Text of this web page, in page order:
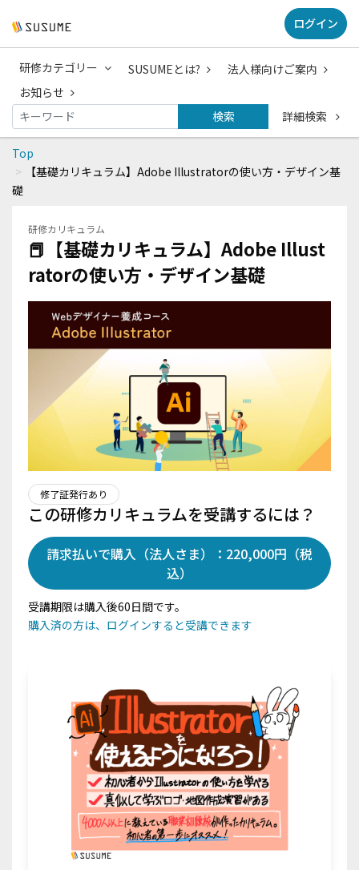
ログイン
研修カテゴリー SUSUMEとは?
法人様向けご案内
お知らせ
検索
詳細検索
Top
【基礎カリキュラム】Adobe Illustratorの使い方・デザイン基
礎
研修カリキュラム
📕【基礎カリキュラム】Adobe Illust
ratorの使い方・デザイン基礎
修了証発行あり
この研修カリキュラムを受講するには？
請求払いで購入（法人さま）：220,000円（税
込）
受講期限は購入後60日間です。
購入済の方は、ログインすると受講できます